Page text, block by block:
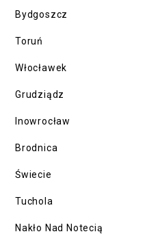
Bydgoszcz
Toruń
Włocławek
Grudziądz
Inowrocław
Brodnica
Świecie
Tuchola
Nakło Nad Notecią